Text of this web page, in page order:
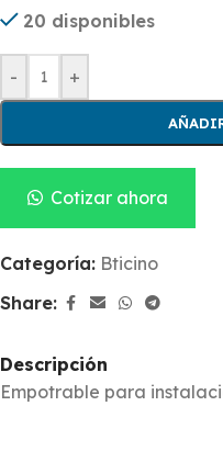
20 disponibles
- +
Cotizar ahora
Categoría: Bticino
Share:
Descripción
Empotrable para